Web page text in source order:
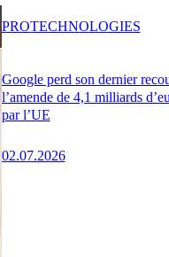
Google perd son dernier
l’amende de 4,1 milliards
par l’UE
02.07.2026
PROTECHNOLOGIES